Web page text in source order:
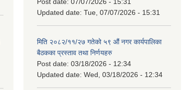
Updated date: Tue, 07/07/2026 - 15:31
मिति २०८२/११/२७ गतेको ५९ औं नगर कार्यपालिका
बैठकका प्रस्ताव तथा निर्णयहरु
Post date: 03/18/2026 - 12:34
Updated date: Wed, 03/18/2026 - 12:34